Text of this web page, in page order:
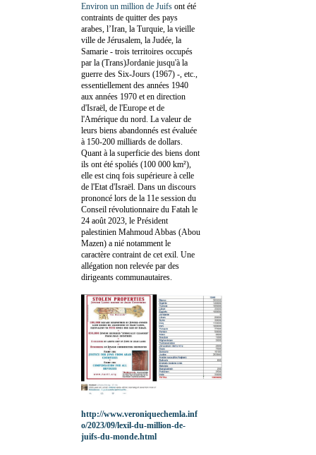
Environ un million de Juifs ont été
contraints de quitter des pays
arabes, l’Iran, la Turquie, la vieille
ville de Jérusalem, la Judée, la
Samarie - trois territoires occupés
par la (Trans)Jordanie jusqu'à la
guerre des Six-Jours (1967) -, etc.,
essentiellement des années 1940
aux années 1970 et en direction
d'Israël, de l'Europe et de
l'Amérique du nord. La valeur de
leurs biens abandonnés est évaluée
à 150-200 milliards de dollars.
Quant à la superficie des biens dont
ils ont été spoliés (100 000 km²),
elle est cinq fois supérieure à celle
de l'Etat d'Israël. Dans un discours
prononcé lors de la 11e session du
Conseil révolutionnaire du Fatah le
24 août 2023, le Président
palestinien Mahmoud Abbas (Abou
Mazen) a nié notamment le
caractère contraint de cet exil. Une
allégation non relevée par des
dirigeants communautaires.
http://www.veroniquechemla.inf
o/2023/09/lexil-du-million-de-
juifs-du-monde.html